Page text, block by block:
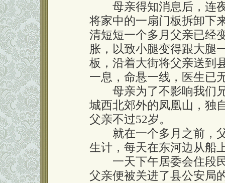
母亲得知消息后，连夜
将家中的一扇门板拆卸下
清短短一个多月父亲已经
胀，以致小腿变得跟大腿
板，沿着大街将父亲送到
一息，命悬一线，医生已
母亲为了不影响我们兄
城西北郊外的凤凰山，独
父亲不过52岁。
就在一个多月之前，父
生计，每天在东河边从船
一天下午居委会住段民
父亲便被关进了县公安局